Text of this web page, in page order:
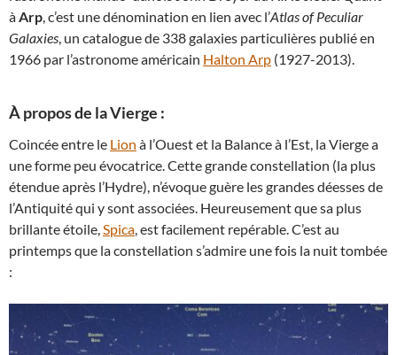
à Arp , c’est une dénomination en lien avec l’Atlas of Peculiar
Galaxies , un catalogue de 338 galaxies particulières publié en
1966 par l’astronome américain Halton Arp (1927-2013).
À propos de la Vierge :
Coincée entre le Lion à l’Ouest et la Balance à l’Est, la Vierge a
une forme peu évocatrice. Cette grande constellation (la plus
étendue après l’Hydre), n’évoque guère les grandes déesses de
l’Antiquité qui y sont associées. Heureusement que sa plus
brillante étoile, Spica , est facilement repérable. C’est au
printemps que la constellation s’admire une fois la nuit tombée
: